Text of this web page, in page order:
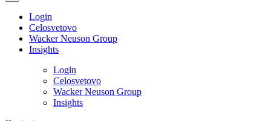
Login
Celosvetovo
Wacker Neuson Group
Insights
Login
Celosvetovo
Wacker Neuson Group
Insights